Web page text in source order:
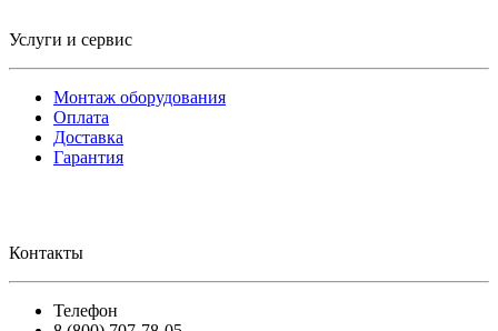
Услуги и сервис
Монтаж оборудования
Оплата
Доставка
Гарантия
Контакты
Телефон